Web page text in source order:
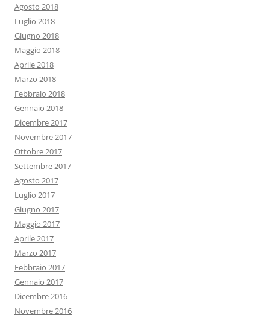
Agosto 2018
Luglio 2018
Giugno 2018
Maggio 2018
Aprile 2018
Marzo 2018
Febbraio 2018
Gennaio 2018
Dicembre 2017
Novembre 2017
Ottobre 2017
Settembre 2017
Agosto 2017
Luglio 2017
Giugno 2017
Maggio 2017
Aprile 2017
Marzo 2017
Febbraio 2017
Gennaio 2017
Dicembre 2016
Novembre 2016